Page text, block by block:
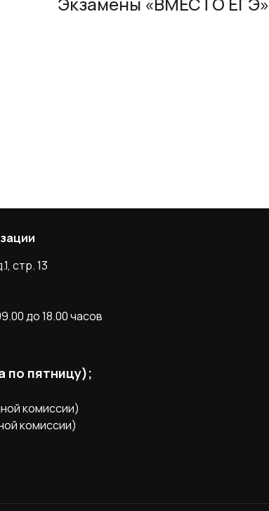
стр. 13
до 18.00 часов
по пятницу);
комиссии)
комиссии)